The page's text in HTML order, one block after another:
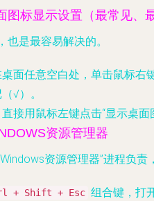
图标显示设置（最常见、
是最容易解决的。
桌面任意空白处，单击鼠标右
√）。
直接用鼠标左键点击“显示桌
资源管理器
资源管理器”进程负
+ Shift + Esc 组合键，打